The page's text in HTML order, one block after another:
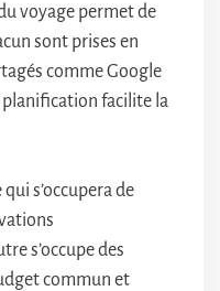
voyage permet de
sont prises en
comme Google
planification facilite la
qui s’occupera de
s’occupe des
commun et